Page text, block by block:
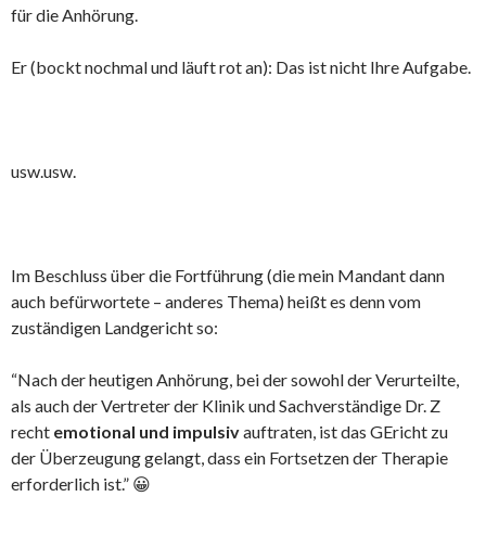
für die Anhörung.
Er (bockt nochmal und läuft rot an): Das ist nicht Ihre Aufgabe.
usw.usw.
Im Beschluss über die Fortführung (die mein Mandant dann
auch befürwortete – anderes Thema) heißt es denn vom
zuständigen Landgericht so:
“Nach der heutigen Anhörung, bei der sowohl der Verurteilte,
als auch der Vertreter der Klinik und Sachverständige Dr. Z
recht emotional und impulsivauftraten, ist das GEricht zu
der Überzeugung gelangt, dass ein Fortsetzen der Therapie
erforderlich ist.” 😀